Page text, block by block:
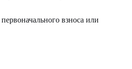
взноса или